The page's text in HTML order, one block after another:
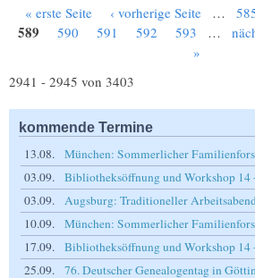
Seiten
« erste Seite ‹ vorherige Seite …
589 590 591 592 593 …
»
2941 - 2945 von 3403
kommende Termine
13.08.
München: Sommerlicher
03.09.
Bibliotheksöffnung und Workshop 14
03.09.
Augsburg: Traditioneller
10.09.
München: Sommerlicher
17.09.
Bibliotheksöffnung und Workshop 14
25.09.
76. Deutscher Genealogentag in